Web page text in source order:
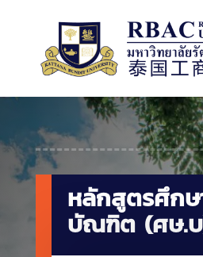
หลักสูตรศึก
บัณฑิต (ศษ.
h
ปริญญาตรี นิสิต 69 ส